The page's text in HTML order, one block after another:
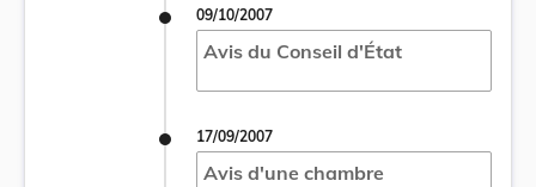
09/10/2007
Avis du Conseil d'État
17/09/2007
Avis d'une chambre